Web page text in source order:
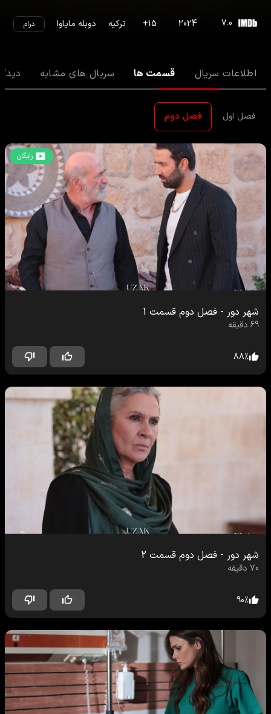
7.0
2024
15
+ ترکیه دوبله مایاوا درام
اطلاعات سریال قسمت ها سریال های مشابه
فصل اول فصل دوم
رایگان
شهر دور - فصل دوم قسمت 1
69 دقیقه
88%
شهر دور - فصل دوم قسمت 2
70 دقیقه
90%